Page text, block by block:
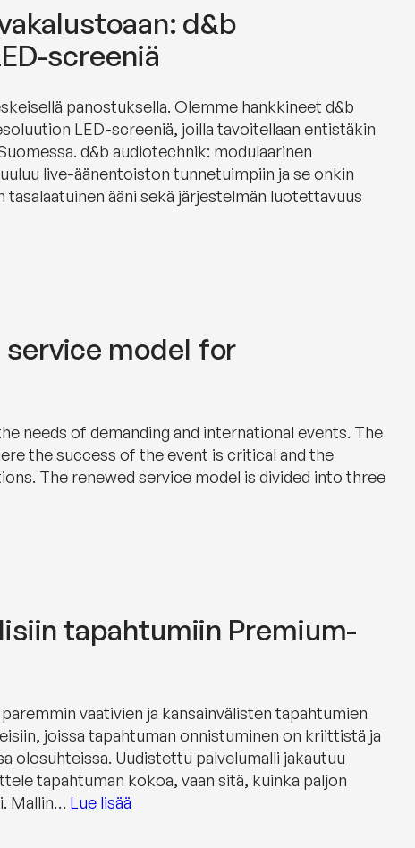
d&b
screeniä
panostuksella. Olemme hankkineet d&b
LED-screeniä, joilla tavoitellaan entistäkin
d&b audiotechnik: modulaarinen
live-äänentoiston tunnetuimpiin ja se onkin
ääni sekä järjestelmän luotettavuus
service model for
needs of demanding and international events. The
the success of the event is critical and the
The renewed service model is divided into three
tapahtumiin Premium-
vaativien ja kansainvälisten tapahtumien
joissa tapahtuman onnistuminen on kriittistä ja
Uudistettu palvelumalli jakautuu
tapahtuman kokoa, vaan sitä, kuinka paljon
Mallin… Lue lisää